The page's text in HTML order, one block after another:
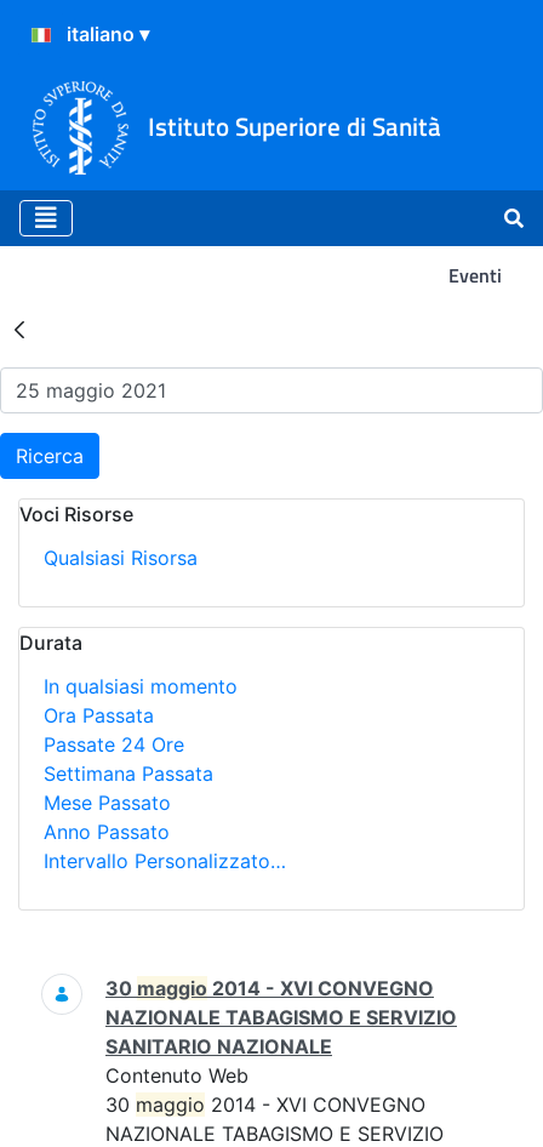
Istituto Superiore di Sanità
Eventi
Risultati della Ricerca -
Ricerca
Voci Risorse
Qualsiasi Risorsa
Durata
In qualsiasi momento
Ora Passata
Passate 24 Ore
Settimana Passata
Mese Passato
Anno Passato
Intervallo Personalizzato…
Ricerca
30 maggio 2014 - XVI CONVEGNO
NAZIONALE TABAGISMO E SERVIZIO
SANITARIO NAZIONALE
Contenuto Web
30 maggio 2014 - XVI CONVEGNO
NAZIONALE TABAGISMO E SERVIZIO